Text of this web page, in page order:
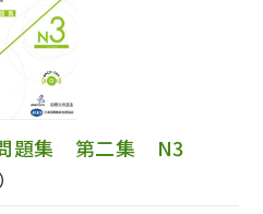
問題集 第二集 N3